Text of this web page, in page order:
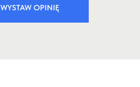
WYSTAW OPINIĘ